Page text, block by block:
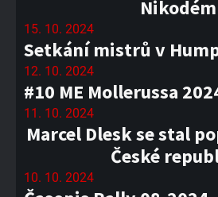
Nikodém
15. 10. 2024
Setkání mistrů v
12. 10. 2024
#10 ME Mollerussa
11. 10. 2024
Marcel Dlesk se stal
České
10. 10. 2024